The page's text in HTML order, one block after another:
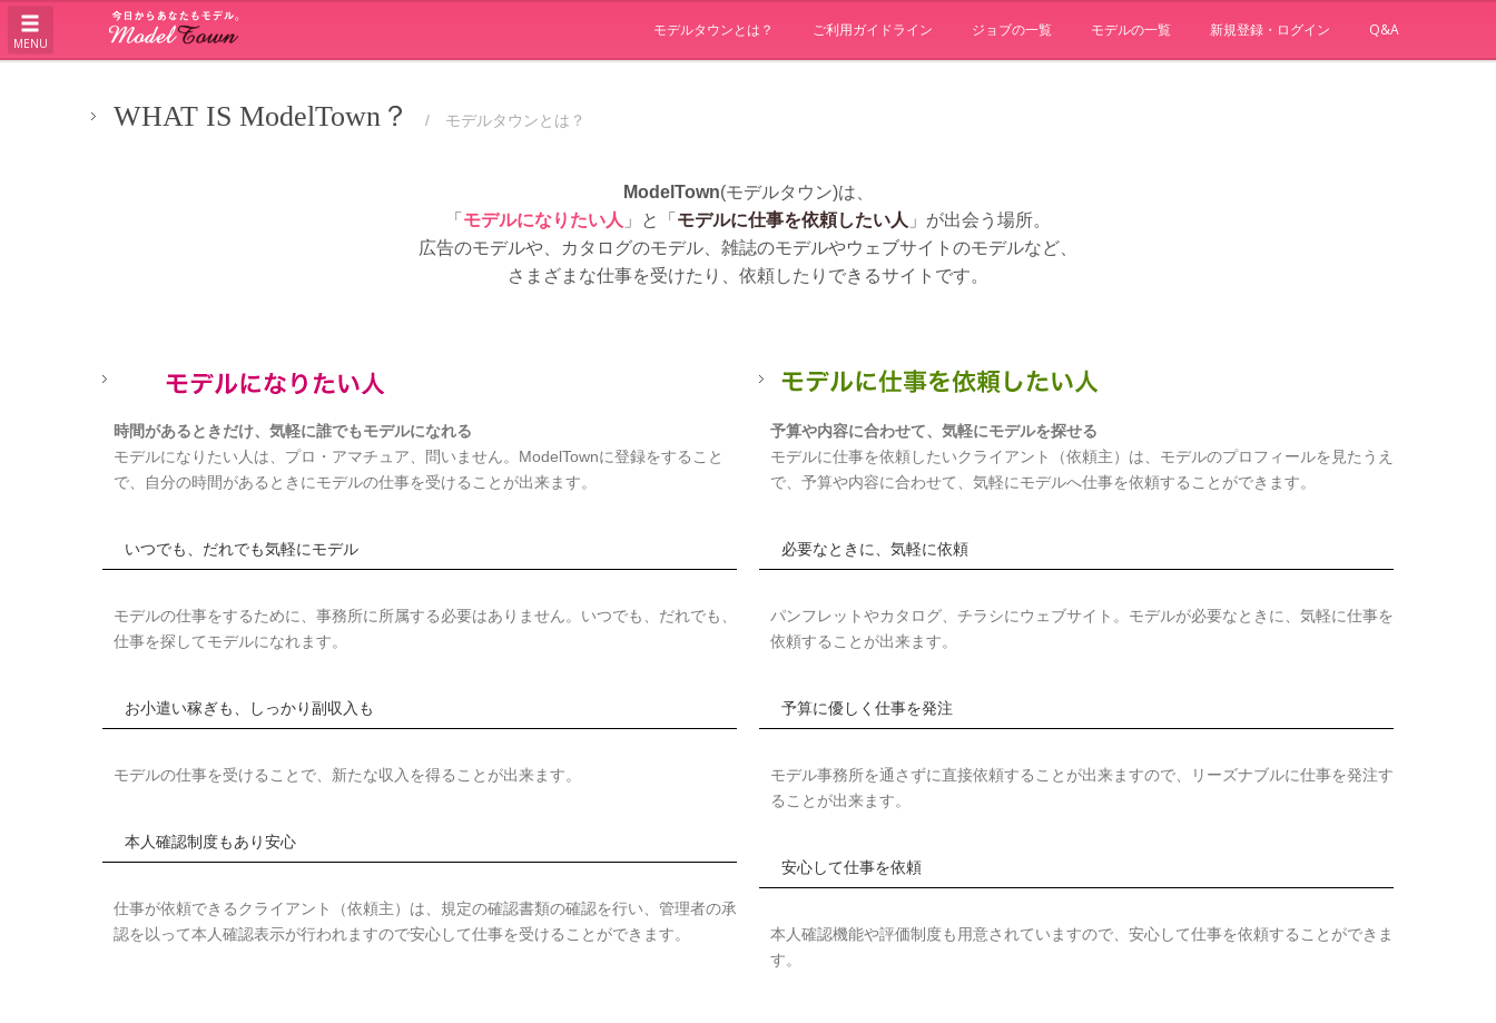
MENU
モデルタウンとは？ ご利用ガイドライン ジョブの一覧 モデルの一覧 新規登録・ログイン Q&A
WHAT IS ModelTown？ / モデルタウンとは？
ModelTown(モデルタウン)は、
「 モデルになりたい人 」と「 モデルに仕事を依頼したい人 」が出会う場所。
広告のモデルや、カタログのモデル、雑誌のモデルやウェブサイトのモデルなど、
さまざまな仕事を受けたり、依頼したりできるサイトです。
時間があるときだけ、気軽に誰でもモデルになれる
モデルになりたい人は、プロ・アマチュア、問いません。ModelTownに登録をすること
で、自分の時間があるときにモデルの仕事を受けることが出来ます。
いつでも、だれでも気軽にモデル
モデルの仕事をするために、事務所に所属する必要はありません。いつでも、だれでも、
仕事を探してモデルになれます。
お小遣い稼ぎも、しっかり副収入も
モデルの仕事を受けることで、新たな収入を得ることが出来ます。
本人確認制度もあり安心
仕事が依頼できるクライアント（依頼主）は、規定の確認書類の確認を行い、管理者の承
認を以って本人確認表示が行われますので安心して仕事を受けることができます。
予算や内容に合わせて、気軽にモデルを探せる
モデルに仕事を依頼したいクライアント（依頼主）は、モデルのプロフィールを見たうえ
で、予算や内容に合わせて、気軽にモデルへ仕事を依頼することができます。
必要なときに、気軽に依頼
パンフレットやカタログ、チラシにウェブサイト。モデルが必要なときに、気軽に仕事を
依頼することが出来ます。
予算に優しく仕事を発注
モデル事務所を通さずに直接依頼することが出来ますので、リーズナブルに仕事を発注す
ることが出来ます。
安心して仕事を依頼
本人確認機能や評価制度も用意されていますので、安心して仕事を依頼することができま
す。